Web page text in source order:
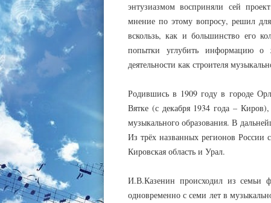
энтузиазмом восприняли сей
мнение по этому вопросу, решил
вскользь, как и большинство его
попытки углубить информацию о
деятельности как строителя
Родившись в 1909 году в городе
Вятке (с декабря 1934 года –
музыкального образования. В
Из трёх названных регионов России
Кировская область и Урал.
И.В.Казенин происходил из семьи
одновременно с семи лет в